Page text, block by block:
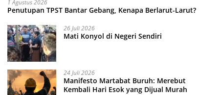
1 Agustus 2026
Penutupan TPST Bantar Gebang, Kenapa Berlarut-Larut?
26 Juli 2026
Mati Konyol di Negeri Sendiri
24 Juli 2026
Manifesto Martabat Buruh: Merebut
Kembali Hari Esok yang Dijual Murah